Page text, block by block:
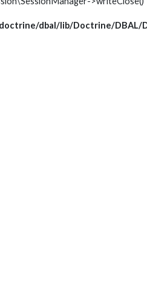
dbal/lib/Doctrine/DBAL/